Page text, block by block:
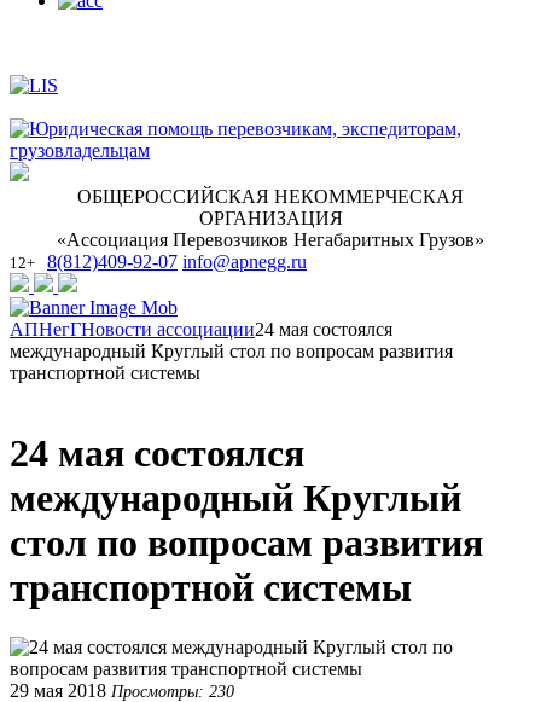
ОБЩЕРОССИЙСКАЯ НЕКОММЕРЧЕСКАЯ
ОРГАНИЗАЦИЯ
«Ассоциация Перевозчиков Негабаритных Грузов»
12+ 8(812)409-92-07 info@apnegg.ru
АПНегГНовости ассоциации24 мая состоялся
международный Круглый стол по вопросам развития
транспортной системы
24 мая состоялся
международный Круглый
стол по вопросам развития
транспортной системы
29 мая 2018 Просмотры: 230